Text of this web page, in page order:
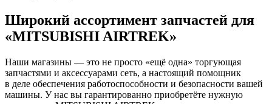
Широкий ассортимент запчастей для
«MITSUBISHI AIRTREK»
Наши магазины — это не просто «ещё одна» торгующая
запчастями и аксессуарами сеть, а настоящий помощник
в деле обеспечения работоспособности и безопасности вашей
машины. У нас вы гарантированно приобретёте нужную